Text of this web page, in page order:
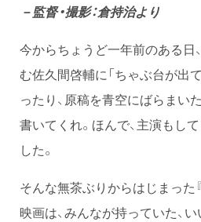
－監督・撮影：倉持治より
今からちょうど一年前のある日
む佐久間啓輔に「ちゃぶ台が出
ったり、原稿を青空にばらまい
書いてくれ。ほんで、主演もし
した。
そんな無茶ぶりからはじまった
映画は、みんなが持っていた、